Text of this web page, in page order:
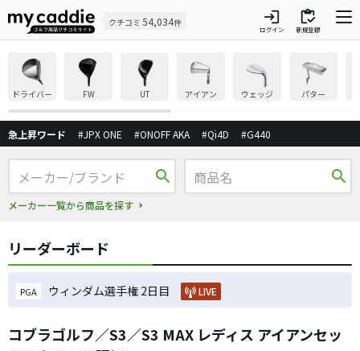
クチコミ 54,034件 login
ログイン
inventory
新規登録
ドライバー FW UT アイアン ウェッジ パター
急上昇ワード #JPX ONE #ONOFF AKA #Qi4D #G440
search
メーカー一覧から商品を探す
search
リーダーボード
PGA ウィンダム選手権 2日目 LIVE
コブラゴルフ／S3／S3 MAX レディス アイアンセッ